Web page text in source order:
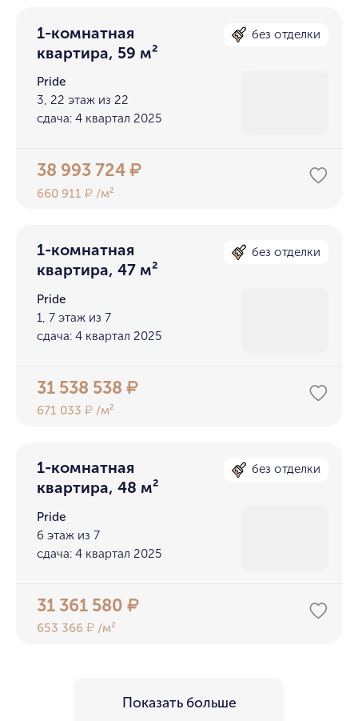
1-комнатная
квартира, 59 м²
без отделки
Pride
3, 22 этаж из 22
сдача: 4 квартал 2025
38 993 724₽
660 911₽ /м²
1-комнатная
квартира, 47 м²
без отделки
Pride
1, 7 этаж из 7
сдача: 4 квартал 2025
31 538 538₽
671 033₽ /м²
1-комнатная
квартира, 48 м²
без отделки
Pride
6 этаж из 7
сдача: 4 квартал 2025
31 361 580₽
653 366₽ /м²
Показать больше